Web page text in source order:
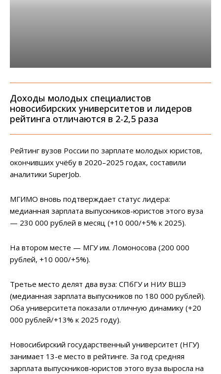
Доходы молодых специалистов
новосибирских университетов и лидеров
рейтинга отличаются в 2-2,5 раза
Рейтинг вузов России по зарплате молодых юристов,
окончивших учёбу в 2020–2025 годах, составили
аналитики SuperJob.
МГИМО вновь подтверждает статус лидера:
медианная зарплата выпускников-юристов этого вуза
— 230 000 рублей в месяц (+10 000/+5% к 2025).
На втором месте — МГУ им. Ломоносова (200 000
рублей, +10 000/+5%).
Третье место делят два вуза: СПбГУ и НИУ ВШЭ
(медианная зарплата выпускников по 180 000 рублей).
Оба университета показали отличную динамику (+20
000 рублей/+13% к 2025 году).
Новосибирский государственный университет (НГУ)
занимает 13-е место в рейтинге. За год средняя
зарплата выпускников-юристов этого вуза выросла на